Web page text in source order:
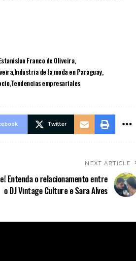
Franco de Oliveira
Industria de la moda en Paraguay
Tendencias empresariales
Twitter
NEXT ARTICLE
Entenda o relacionamento entre
o DJ Vintage Culture e Sara Alves